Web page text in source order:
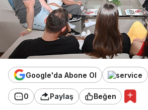
Google'da Abone Ol
0 Paylaş Beğen